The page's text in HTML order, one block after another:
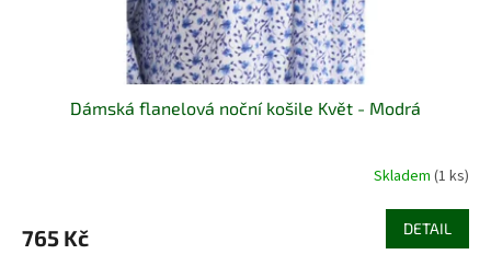
Dámská flanelová noční košile Květ - Modrá
Skladem (1 ks)
765 Kč DETAIL